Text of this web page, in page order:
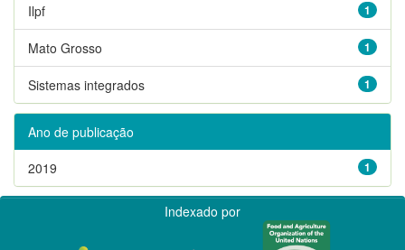
1
Ilpf
1
Mato Grosso
1
Sistemas integrados
Ano de publicação
1
2019
Indexado por